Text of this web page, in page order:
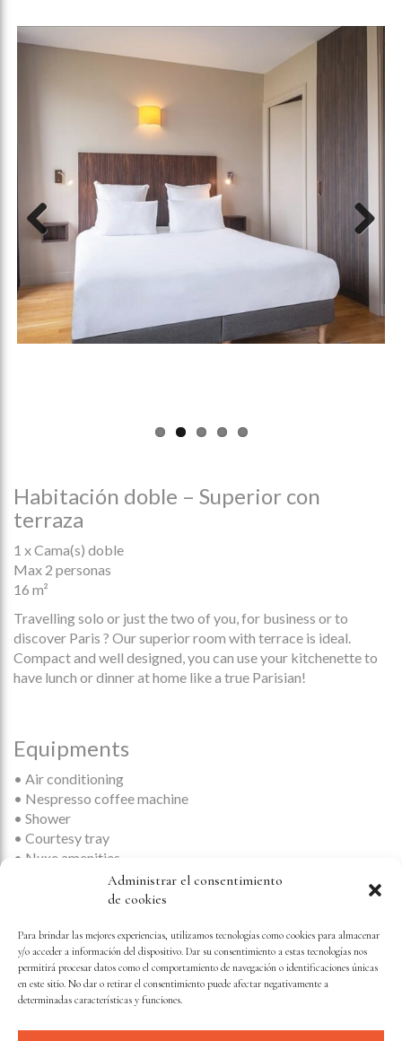
Administrar el consentimiento
de cookies
Para brindar las mejores experiencias, utilizamos tecnologías como cookies para almacenar
y/o acceder a información del dispositivo. Dar su consentimiento a estas tecnologías nos
permitirá procesar datos como el comportamiento de navegación o identificaciones únicas
en este sitio. No dar o retirar el consentimiento puede afectar negativamente a
determinadas características y funciones.
Previous
Habitación doble – Superior con
terraza
1 x Cama(s) doble
Max 2 personas
16 m²
Travelling solo or just the two of you, for business or to
discover Paris ? Our superior room with terrace is ideal.
Compact and well designed, you can use your kitchenette to
have lunch or dinner at home like a true Parisian!
Equipments
• Air conditioning
• Nespresso coffee machine
• Shower
• Courtesy tray
• Nuxe amenities
• Free WiFi
• Mini Bar
• International TV channels
• Alessi tableware